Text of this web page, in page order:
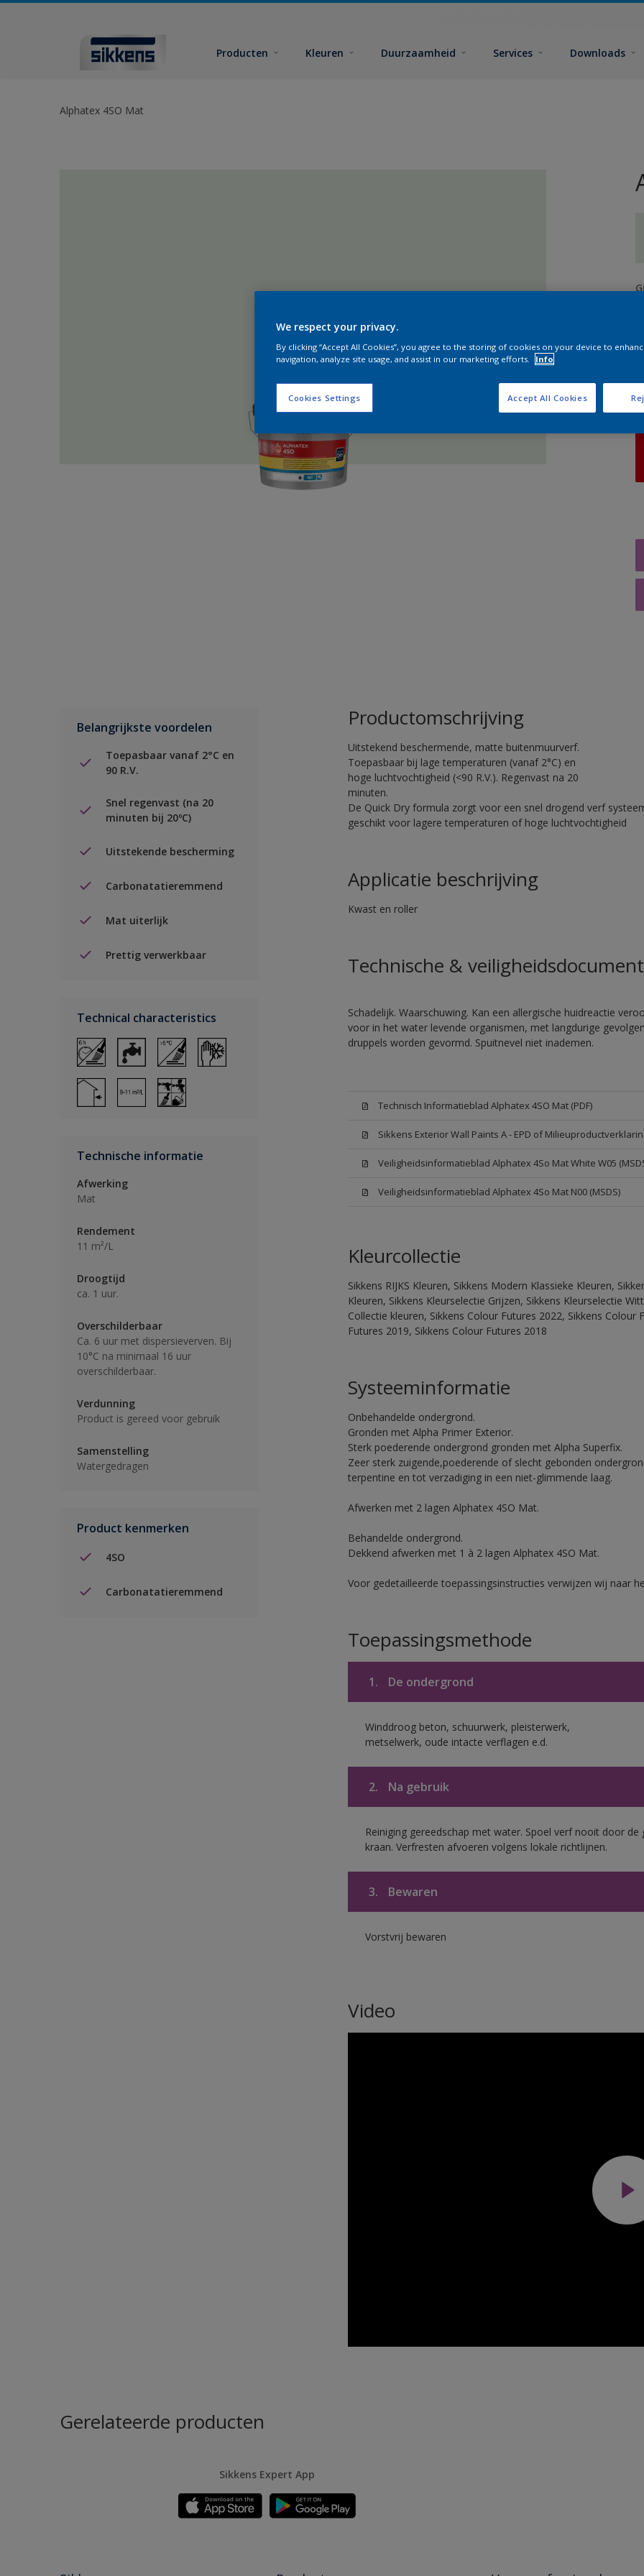
Producten Kleuren Duurzaamheid Services Downloads
Alphatex 4SO Mat
Belangrijkste voordelen
Toepasbaar vanaf 2°C en
90 R.V.
Snel regenvast (na 20
minuten bij 20ºC)
Uitstekende bescherming
Carbonatatieremmend
Mat uiterlijk
Prettig verwerkbaar
Technical characteristics
Technische informatie
Afwerking
Mat
Rendement
11 m²/L
Droogtijd
ca. 1 uur.
Overschilderbaar
Ca. 6 uur met dispersieverven. Bij
10°C na minimaal 16 uur
overschilderbaar.
Verdunning
Product is gereed voor gebruik
Samenstelling
Watergedragen
Product kenmerken
4SO
Carbonatatieremmend
Productomschrijving
Uitstekend beschermende, matte buitenmuurverf.
Toepasbaar bij lage temperaturen (vanaf 2°C) en
hoge luchtvochtigheid (<90 R.V.). Regenvast na 20
minuten.
De Quick Dry formula zorgt voor een snel drogend verf
geschikt voor lagere temperaturen of hoge luchtvochtigheid
Applicatie beschrijving
Kwast en roller
Technische &
Schadelijk. Waarschuwing. Kan een allergische huidreactie
voor in het water levende organismen, met langdurige
druppels worden gevormd. Spuitnevel niet inademen.
Technisch Informatieblad Alphatex 4SO Mat (PDF)
Sikkens Exterior Wall Paints A - EPD of
Veiligheidsinformatieblad Alphatex 4So Mat White W05
Veiligheidsinformatieblad Alphatex 4So Mat N00 (MSDS)
Kleurcollectie
Sikkens RIJKS Kleuren, Sikkens Modern Klassieke Kleuren,
Kleuren, Sikkens Kleurselectie Grijzen, Sikkens Kleurselectie
Collectie kleuren, Sikkens Colour Futures 2022, Sikkens
Futures 2019, Sikkens Colour Futures 2018
Systeeminformatie
Onbehandelde ondergrond.
Gronden met Alpha Primer Exterior.
Sterk poederende ondergrond gronden met Alpha Superfix.
Zeer sterk zuigende,poederende of slecht gebonden
terpentine en tot verzadiging in een niet-glimmende laag.
Afwerken met 2 lagen Alphatex 4SO Mat.
Behandelde ondergrond.
Dekkend afwerken met 1 à 2 lagen Alphatex 4SO Mat.
Voor gedetailleerde toepassingsinstructies verwijzen wij naar
Toepassingsmethode
1. De ondergrond
Winddroog beton, schuurwerk, pleisterwerk,
metselwerk, oude intacte verflagen e.d.
2. Na gebruik
Reiniging gereedschap met water. Spoel verf nooit door
kraan. Verfresten afvoeren volgens lokale richtlijnen.
3. Bewaren
Vorstvrij bewaren
Video
Gerelateerde producten
Sikkens Expert App
We respect your privacy.
By clicking “Accept All Cookies”, you agree to the storing of cookies on your device to
navigation, analyze site usage, and assist in our marketing efforts.
Info
Cookies Settings Accept All Cookies